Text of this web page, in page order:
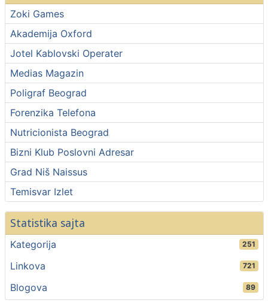
Zoki Games
Akademija Oxford
Jotel Kablovski Operater
Medias Magazin
Poligraf Beograd
Forenzika Telefona
Nutricionista Beograd
Bizni Klub Poslovni Adresar
Grad Niš Naissus
Temisvar Izlet
Statistika sajta
Kategorija 251
Linkova 721
Blogova 89